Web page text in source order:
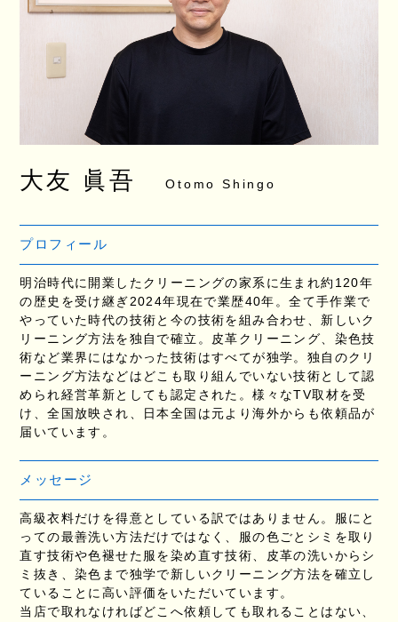
大友 眞吾 Otomo Shingo
プロフィール
明治時代に開業したクリーニングの家系に生まれ約120年
の歴史を受け継ぎ2024年現在で業歴40年。全て手作業で
やっていた時代の技術と今の技術を組み合わせ、新しいク
リーニング方法を独自で確立。皮革クリーニング、染色技
術など業界にはなかった技術はすべてが独学。独自のクリ
ーニング方法などはどこも取り組んでいない技術として認
められ経営革新としても認定された。様々なTV取材を受
け、全国放映され、日本全国は元より海外からも依頼品が
届いています。
メッセージ
高級衣料だけを得意としている訳ではありません。服にと
っての最善洗い方法だけではなく、服の色ごとシミを取り
直す技術や色褪せた服を染め直す技術、皮革の洗いからシ
ミ抜き、染色まで独学で新しいクリーニング方法を確立し
ていることに高い評価をいただいています。
当店で取れなければどこへ依頼しても取れることはない、